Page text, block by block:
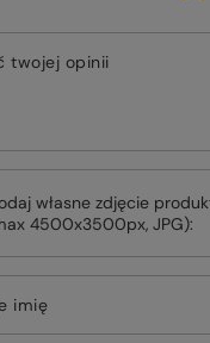
twojej opinii
własne zdjęcie
4500x3500px, JPG):
imię